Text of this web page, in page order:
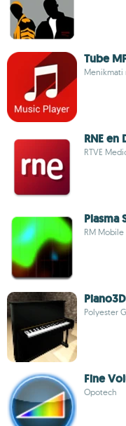
Tube
Menikmati
RNE en
RTVE
Plasma
RM Mobile
Piano3D
Polyester
Fine
Opotech